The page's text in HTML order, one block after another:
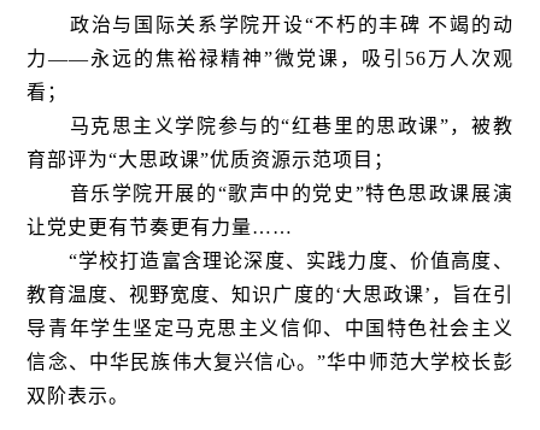
政治与国际关系学院开设“不朽的丰碑 不竭的动
力——永远的焦裕禄精神”微党课，吸引56万人次观
看；
马克思主义学院参与的“红巷里的思政课”，被教
育部评为“大思政课”优质资源示范项目；
音乐学院开展的“歌声中的党史”特色思政课展演
让党史更有节奏更有力量……
“学校打造富含理论深度、实践力度、价值高度、
教育温度、视野宽度、知识广度的‘大思政课’，旨在引
导青年学生坚定马克思主义信仰、中国特色社会主义
信念、中华民族伟大复兴信心。”华中师范大学校长彭
双阶表示。